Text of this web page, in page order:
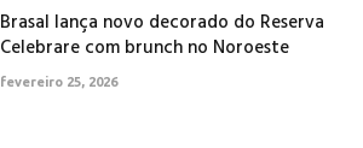
Brasal lança novo decorado do Reserva
Celebrare com brunch no Noroeste
fevereiro 25, 2026